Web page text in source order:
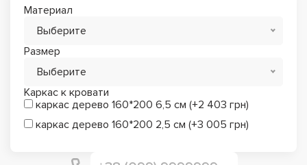
Материал
Выберите
Размер
Выберите
Каркас к кровати
каркас дерево 160*200 6,5 см (+2 403 грн)
каркас дерево 160*200 2,5 см (+3 005 грн)